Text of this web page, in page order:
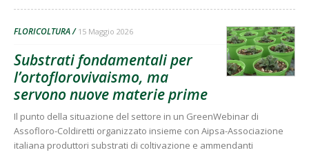
FLORICOLTURA 15 Maggio 2026
Substrati fondamentali per
l’ortoflorovivaismo, ma
servono nuove materie prime
Il punto della situazione del settore in un GreenWebinar di
Assofloro-Coldiretti organizzato insieme con Aipsa-Associazione
italiana produttori substrati di coltivazione e ammendanti